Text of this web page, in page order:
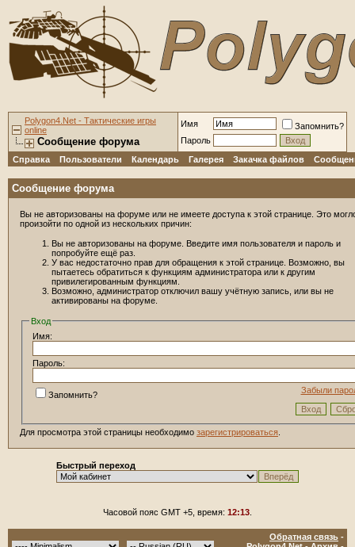
Polygon4.Net - Тактические игры
online
Сообщение форума
Имя
Запомнить?
Пароль
Справка
Пользователи Календарь Галерея Закачка файлов
Сообщение форума
Вы не авторизованы на форуме или не имеете доступа к этой странице. Это
произойти по одной из нескольких причин:
Вы не авторизованы на форуме. Введите имя пользователя и пароль и
попробуйте ещё раз.
У вас недостаточно прав для обращения к этой странице. Возможно, вы
пытаетесь обратиться к функциям администратора или к другим
привилегированным функциям.
Возможно, администратор отключил вашу учётную запись, или вы не
активированы на форуме.
Вход
Имя:
Пароль:
Забыли
Запомнить?
Для просмотра этой страницы необходимо зарегистрироваться
Быстрый переход
Часовой пояс GMT +5, время: 12:13
Обратная связь -